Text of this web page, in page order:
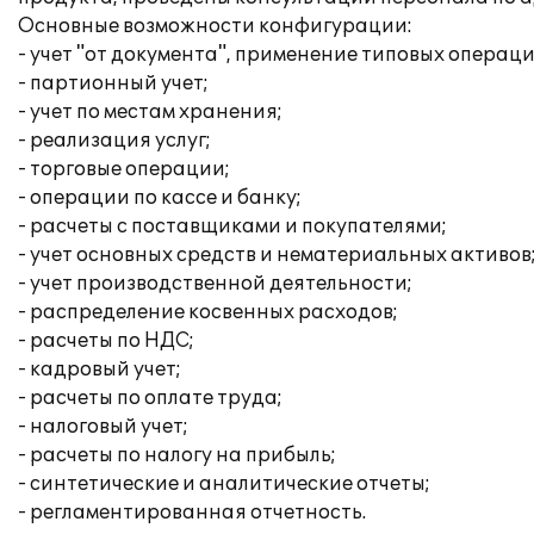
Основные возможности конфигурации:
- учет "от документа", применение типовых
- партионный учет;
- учет по местам хранения;
- реализация услуг;
- торговые операции;
- операции по кассе и банку;
- расчеты с поставщиками и покупателями;
- учет основных средств и нематериальных
- учет производственной деятельности;
- распределение косвенных расходов;
- расчеты по НДС;
- кадровый учет;
- расчеты по оплате труда;
- налоговый учет;
- расчеты по налогу на прибыль;
- синтетические и аналитические отчеты;
- регламентированная отчетность.